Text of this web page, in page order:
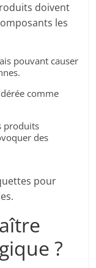
doivent
les
pouvant causer
comme
produits
des
pour
?